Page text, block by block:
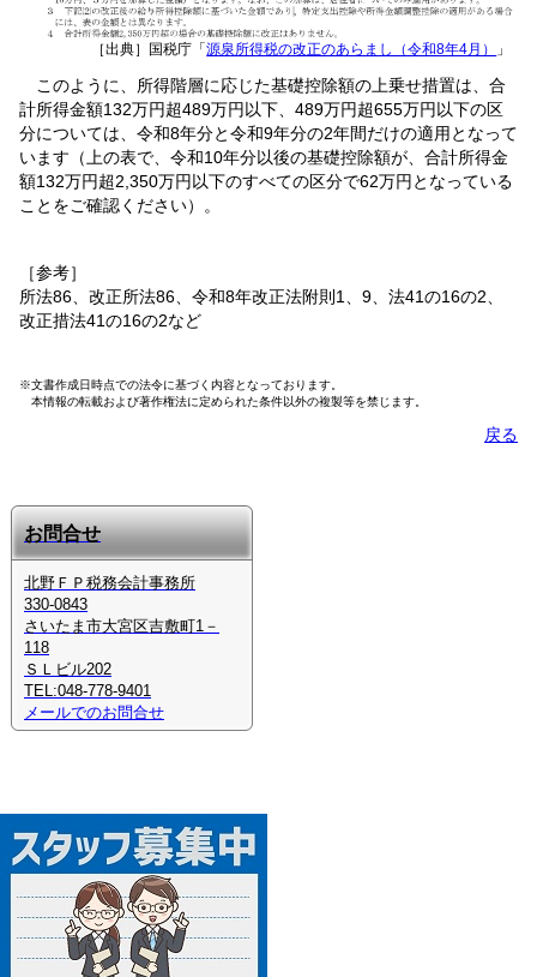
［出典］国税庁「源泉所得税の改正のあらまし（令和8年4月） 」
このように、所得階層に応じた基礎控除額の上乗せ措置は、合
計所得金額132万円超489万円以下、489万円超655万円以下の区
分については、令和8年分と令和9年分の2年間だけの適用となって
います（上の表で、令和10年分以後の基礎控除額が、合計所得金
額132万円超2,350万円以下のすべての区分で62万円となっている
ことをご確認ください）。
［参考］
所法86、改正所法86、令和8年改正法附則1、9、法41の16の2、
改正措法41の16の2など
※文書作成日時点での法令に基づく内容となっております。
本情報の転載および著作権法に定められた条件以外の複製等を禁じます。
戻る
お問合せ
北野ＦＰ税務会計事務所
330-0843
さいたま市大宮区吉敷町1－
118
ＳＬビル202
TEL:048-778-9401
メールでのお問合せ